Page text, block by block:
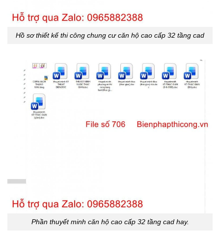
Hồ sơ thiết kế thi công chung cư căn hộ cao cấp 32 tầng cad
Phần thuyết minh căn hộ cao cấp 32 tầng cad hay.